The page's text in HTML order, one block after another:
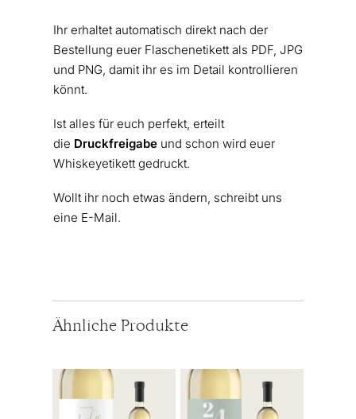
Ihr erhaltet automatisch direkt nach der
Bestellung euer Flaschenetikett als PDF, JPG
und PNG, damit ihr es im Detail kontrollieren
könnt.
Ist alles für euch perfekt, erteilt
die Druckfreigabeund schon wird euer
Whiskeyetikett gedruckt.
Wollt ihr noch etwas ändern, schreibt uns
eine E-Mail.
Ähnliche Produkte
Dieses
weist
Dieses
weist